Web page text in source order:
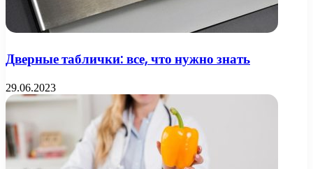
Дверные таблички: все, что нужно знать
29.06.2023